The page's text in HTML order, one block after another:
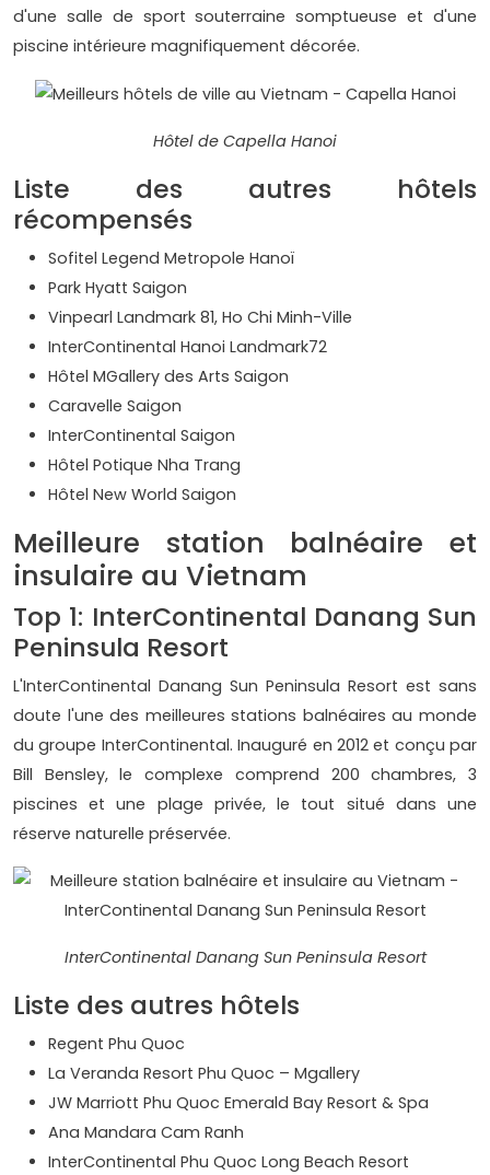
d'une salle de sport souterraine somptueuse et d'une
piscine intérieure magnifiquement décorée.
Hôtel de Capella Hanoi
Liste des autres hôtels
récompensés
Sofitel Legend Metropole Hanoï
Park Hyatt Saigon
Vinpearl Landmark 81, Ho Chi Minh-Ville
InterContinental Hanoi Landmark72
Hôtel MGallery des Arts Saigon
Caravelle Saigon
InterContinental Saigon
Hôtel Potique Nha Trang
Hôtel New World Saigon
Meilleure station balnéaire et
insulaire au Vietnam
Top 1: InterContinental Danang Sun
Peninsula Resort
L'InterContinental Danang Sun Peninsula Resort est sans
doute l'une des meilleures stations balnéaires au monde
du groupe InterContinental. Inauguré en 2012 et conçu par
Bill Bensley, le complexe comprend 200 chambres, 3
piscines et une plage privée, le tout situé dans une
réserve naturelle préservée.
InterContinental Danang Sun Peninsula Resort
Liste des autres hôtels
Regent Phu Quoc
La Veranda Resort Phu Quoc – Mgallery
JW Marriott Phu Quoc Emerald Bay Resort & Spa
Ana Mandara Cam Ranh
InterContinental Phu Quoc Long Beach Resort